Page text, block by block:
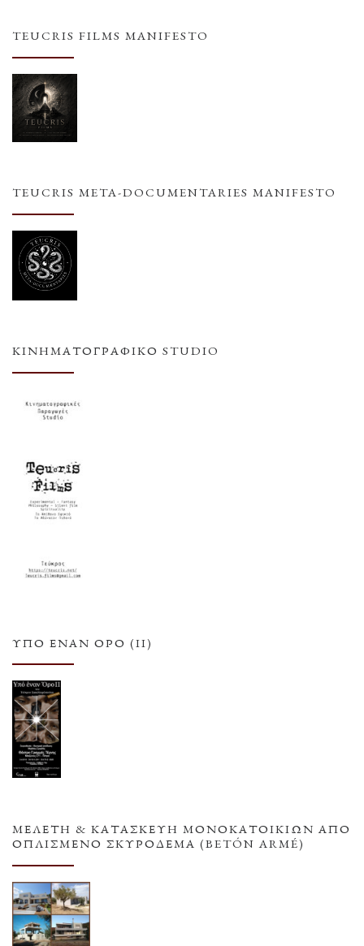
TEUCRIS FILMS MANIFESTO
TEUCRIS META-DOCUMENTARIES MANIFESTO
ΚΙΝΗΜΑΤΟΓΡΑΦΙΚΌ STUDIO
ΥΠΌ ΈΝΑΝ ΌΡΟ (ΙΙ)
ΜΕΛΕΤΗ & ΚΑΤΑΣΚΕΥΗ ΜΟΝΟΚΑΤΟΙΚΙΩΝ ΑΠΟ
ΟΠΛΙΣΜΕΝΟ ΣΚΥΡΟΔΕΜΑ (BETÓN ARMÉ)